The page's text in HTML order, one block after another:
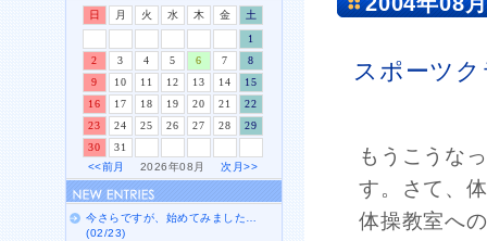
スポーツ
もうこうな
す。さて、
体操教室へ
日 月 火 水 木 金
土
1
2
3 4 5 6 7
8
9
10 11 12 13 14
15
16
17 18 19 20 21
22
23
24 25 26 27 28
29
30
31
<<前月
2026年08月次月>>
今さらですが、始めてみました…
(02/23)